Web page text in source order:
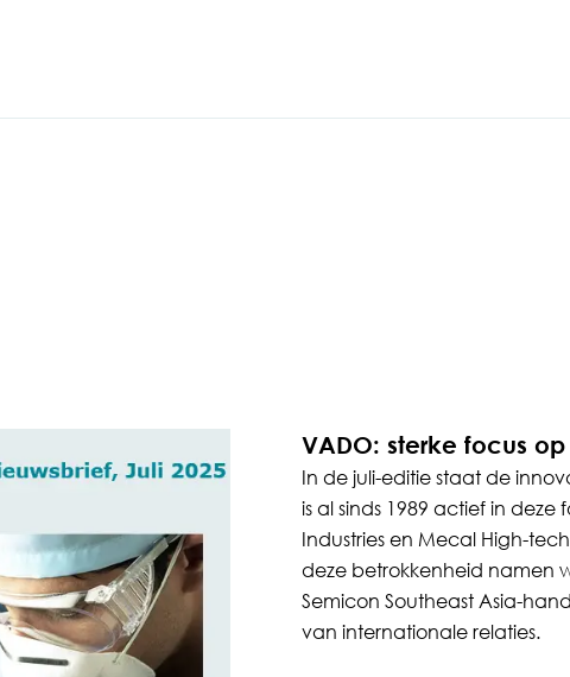
VADO: sterke focus
In de juli-editie staat de
is al sinds 1989 actief in
Industries en Mecal High-
deze betrokkenheid namen
Semicon Southeast Asia-
van internationale relaties.